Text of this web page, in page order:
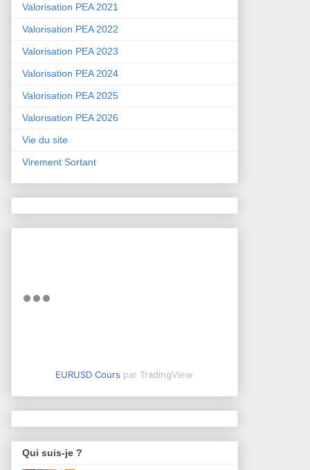
Valorisation PEA 2021
Valorisation PEA 2022
Valorisation PEA 2023
Valorisation PEA 2024
Valorisation PEA 2025
Valorisation PEA 2026
Vie du site
Virement Sortant
EURUSD Cours par TradingView
Qui suis-je ?